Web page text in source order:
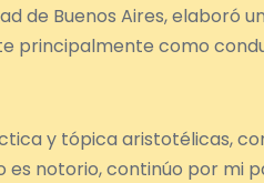
de Buenos Aires, elaboró
principalmente como
y tópica aristotélicas,
notorio, continúo por mi